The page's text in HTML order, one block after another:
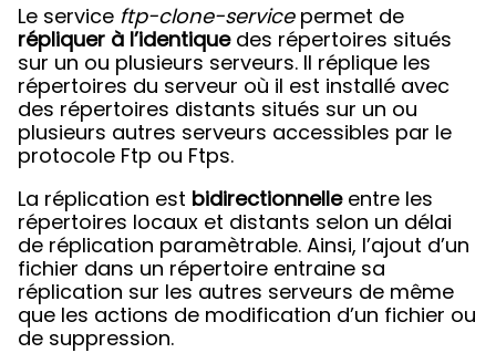
Le service ftp-clone-service permet de
répliquer à l’identiquedes répertoires situés
sur un ou plusieurs serveurs. Il réplique les
répertoires du serveur où il est installé avec
des répertoires distants situés sur un ou
plusieurs autres serveurs accessibles par le
protocole Ftp ou Ftps.
La réplication est bidirectionnelleentre les
répertoires locaux et distants selon un délai
de réplication paramètrable. Ainsi, l’ajout d’un
fichier dans un répertoire entraine sa
réplication sur les autres serveurs de même
que les actions de modification d’un fichier ou
de suppression.